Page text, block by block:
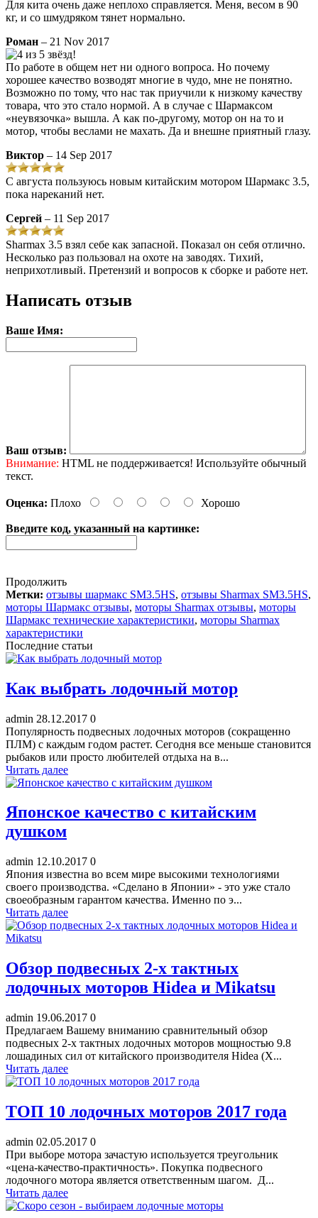
Для кита очень даже неплохо справляется. Меня, весом в 90
кг, и со шмудряком тянет нормально.
Роман – 21 Nov 2017
По работе в общем нет ни одного вопроса. Но почему
хорошее качество возводят многие в чудо, мне не понятно.
Возможно по тому, что нас так приучили к низкому качеству
товара, что это стало нормой. А в случае с Шармаксом
«неувязочка» вышла. А как по-другому, мотор он на то и
мотор, чтобы веслами не махать. Да и внешне приятный глазу.
Виктор – 14 Sep 2017
С августа пользуюсь новым китайским мотором Шармакс 3.5,
пока нареканий нет.
Сергей – 11 Sep 2017
Sharmax 3.5 взял себе как запасной. Показал он себя отлично.
Несколько раз пользовал на охоте на заводях. Тихий,
неприхотливый. Претензий и вопросов к сборке и работе нет.
Написать отзыв
Ваше Имя:
Ваш отзыв:
Внимание: HTML не поддерживается! Используйте обычный
текст.
Оценка: Плохо Хорошо
Введите код, указанный на картинке:
Продолжить
Метки: отзывы шармакс SM3.5HS, отзывы Sharmax SM3.5HS,
моторы Шармакс отзывы, моторы Sharmax отзывы, моторы
Шармакс технические характеристики, моторы Sharmax
характеристики
Последние статьи
Как выбрать лодочный мотор
admin 28.12.2017 0
Популярность подвесных лодочных моторов (сокращенно
ПЛМ) с каждым годом растет. Сегодня все меньше становится
рыбаков или просто любителей отдыха на в...
Читать далее
Японское качество с китайским
душком
admin 12.10.2017 0
Япония известна во всем мире высокими технологиями
своего производства. «Сделано в Японии» - это уже стало
своеобразным гарантом качества. Именно по э...
Читать далее
Обзор подвесных 2-х тактных
лодочных моторов Hidea и Mikatsu
admin 19.06.2017 0
Предлагаем Вашему вниманию сравнительный обзор
подвесных 2-х тактных лодочных моторов мощностью 9.8
лошадиных сил от китайского производителя Hidea (Х...
Читать далее
ТОП 10 лодочных моторов 2017 года
admin 02.05.2017 0
При выборе мотора зачастую используется треугольник
«цена-качество-практичность». Покупка подвесного
лодочного мотора является ответственным шагом. Д...
Читать далее